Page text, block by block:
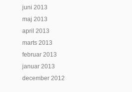
juni 2013
maj 2013
april 2013
marts 2013
februar 2013
januar 2013
december 2012